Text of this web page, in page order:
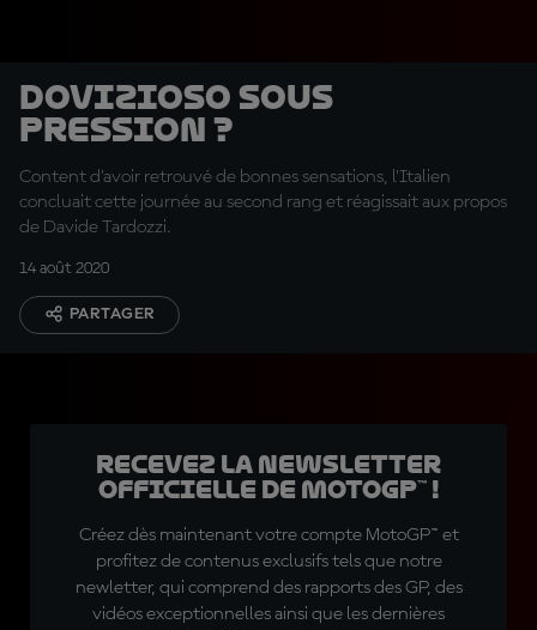
Dovizioso sous
pression ?
Content d'avoir retrouvé de bonnes sensations, l'Italien
concluait cette journée au second rang et réagissait aux propos
de Davide Tardozzi.
14 août 2020
PARTAGER
Recevez la Newsletter
officielle de MotoGP™ !
Créez dès maintenant votre compte MotoGP™ et
profitez de contenus exclusifs tels que notre
newletter, qui comprend des rapports des GP, des
vidéos exceptionnelles ainsi que les dernières